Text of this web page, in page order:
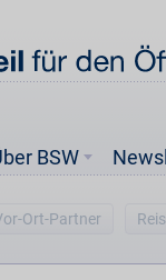
BSW
Ort-Partner